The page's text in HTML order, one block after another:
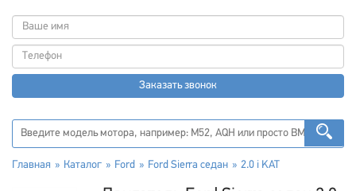
Заказать звонок
Главная Каталог Ford Ford Sierra седан 2.0 i KAT